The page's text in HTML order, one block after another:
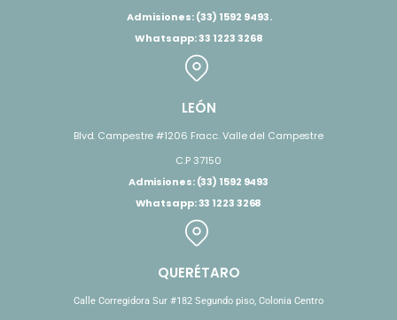
Admisiones: (33) 1592 9493.
Whatsapp: 33 1223 3268
LEÓN
Blvd. Campestre #1206 Fracc. Valle del Campestre
C.P 37150
Admisiones: (33) 1592 9493
Whatsapp: 33 1223 3268
QUERÉTARO
Calle Corregidora Sur #182 Segundo piso, Colonia Centro